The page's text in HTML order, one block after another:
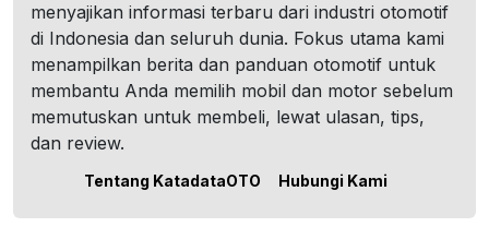
menyajikan informasi terbaru dari industri otomotif
di Indonesia dan seluruh dunia. Fokus utama kami
menampilkan berita dan panduan otomotif untuk
membantu Anda memilih mobil dan motor sebelum
memutuskan untuk membeli, lewat ulasan, tips,
dan review.
Tentang KatadataOTO Hubungi Kami